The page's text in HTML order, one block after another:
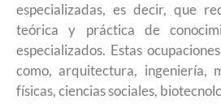
especializadas, es decir, que
teórica y práctica de
especializados. Estas
como, arquitectura, ingeniería,
físicas, ciencias sociales,